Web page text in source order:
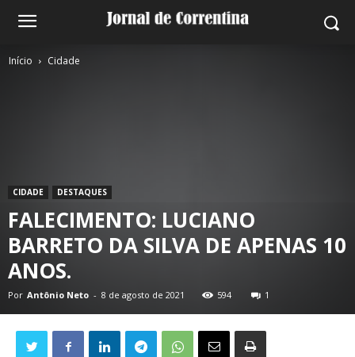
Início Cidade
CIDADE DESTAQUES
FALECIMENTO: LUCIANO
BARRETO DA SILVA DE APENAS 10
ANOS.
Por Antônio Neto - 8 de agosto de 2021 594 1